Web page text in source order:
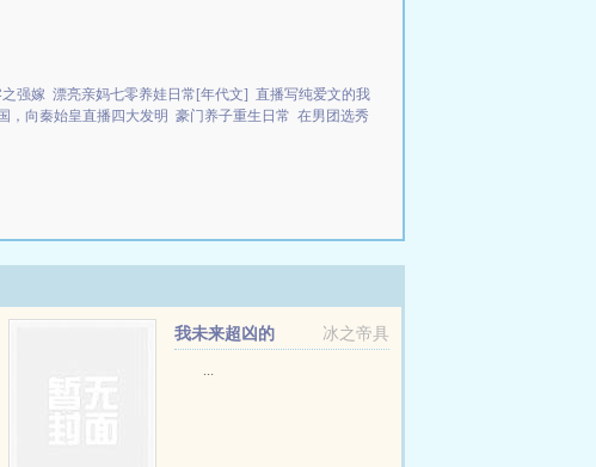
之强嫁 漂亮亲妈七零养娃日常[年代文] 直播写纯爱文的我
，向秦始皇直播四大发明 豪门养子重生日常 在男团选秀
冰之帝具
我未来超凶的
...